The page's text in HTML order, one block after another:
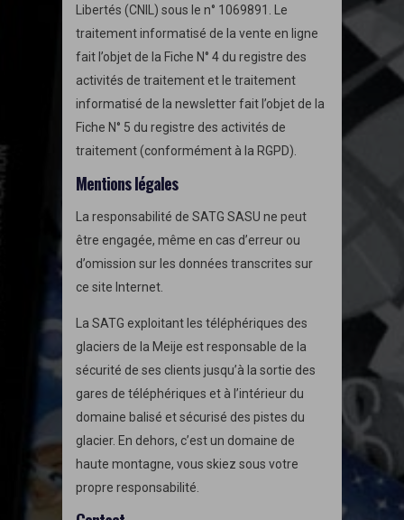
Libertés (CNIL) sous le n° 1069891. Le
traitement informatisé de la vente en ligne
fait l’objet de la Fiche N° 4 du registre des
activités de traitement et le traitement
informatisé de la newsletter fait l’objet de la
Fiche N° 5 du registre des activités de
traitement (conformément à la RGPD).
Mentions légales
La responsabilité de SATG SASU ne peut
être engagée, même en cas d’erreur ou
d’omission sur les données transcrites sur
ce site Internet.
La SATG exploitant les téléphériques des
glaciers de la Meije est responsable de la
sécurité de ses clients jusqu’à la sortie des
gares de téléphériques et à l’intérieur du
domaine balisé et sécurisé des pistes du
glacier. En dehors, c’est un domaine de
haute montagne, vous skiez sous votre
propre responsabilité.